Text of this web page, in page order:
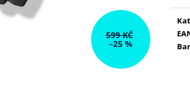
599 KČ
–25 %